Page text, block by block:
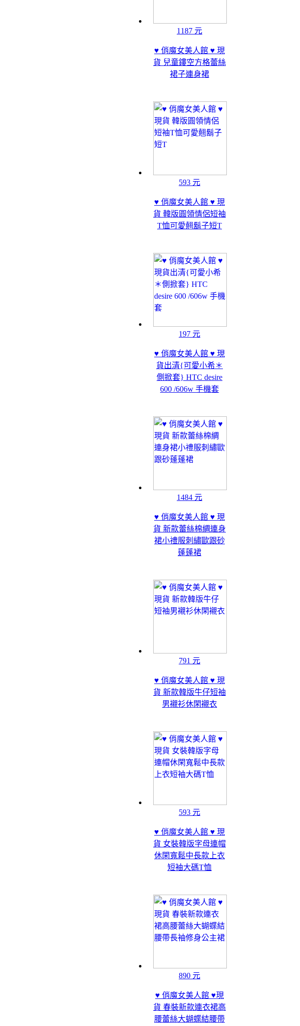
1187 元
♥ 俏魔女美人館 ♥ 現
貨 兒童鏤空方格蕾絲
裙子連身裙
593 元
♥ 俏魔女美人館 ♥ 現
貨 韓版圓領情侶短袖
T恤可愛翹鬍子短T
197 元
♥ 俏魔女美人館 ♥ 現
貨出清{可愛小希＊
側掀套} HTC desire
600 /606w 手機套
1484 元
♥ 俏魔女美人館 ♥ 現
貨 新款蕾絲棉綢連身
裙小禮服刺繡歐跟砂
蓬蓬裙
791 元
♥ 俏魔女美人館 ♥ 現
貨 新款韓版牛仔短袖
男襯衫休閑襯衣
593 元
♥ 俏魔女美人館 ♥ 現
貨 女裝韓版字母連帽
休閑寬鬆中長款上衣
短袖大碼T恤
890 元
♥ 俏魔女美人館 ♥現
貨 春裝新款連衣裙高
腰蕾絲大蝴蝶結腰帶